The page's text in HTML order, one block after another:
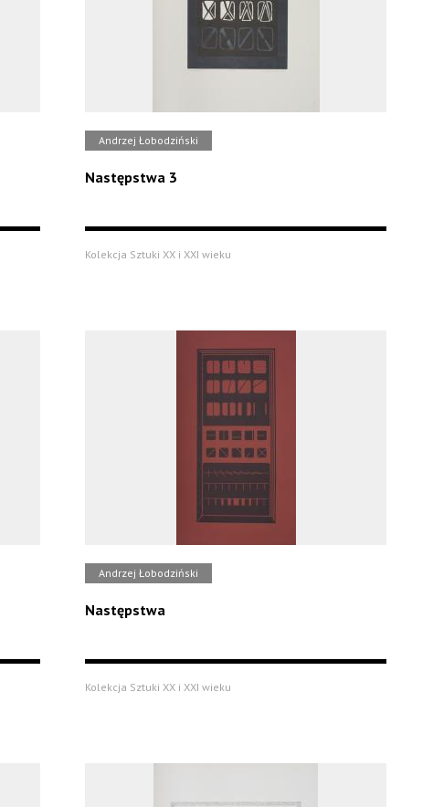
Andrzej Łobodziński
Następstwa 3
Kolekcja Sztuki XX i XXI wieku
Andrzej Łobodziński
Następstwa
Kolekcja Sztuki XX i XXI wieku